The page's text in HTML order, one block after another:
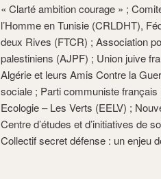
« Clarté ambition courage » ;
l’Homme en Tunisie (CRLDHT),
deux Rives (FTCR) ; Association
palestiniens (AJPF) ; Union juive
Algérie et leurs Amis Contre la
sociale ; Parti communiste
Ecologie – Les Verts (EELV) ;
Centre d’études et d’initiatives de
Collectif secret défense : un enjeu